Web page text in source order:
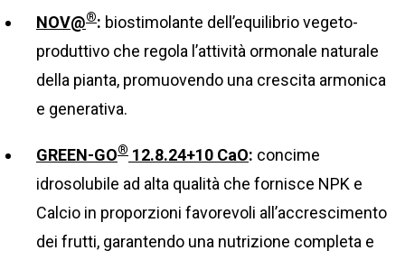
NOV@®: biostimolante dell’equilibrio vegeto-
produttivo che regola l’attività ormonale naturale
della pianta, promuovendo una crescita armonica
e generativa.
GREEN-GO® 12.8.24+10 CaO: concime
idrosolubile ad alta qualità che fornisce NPK e
Calcio in proporzioni favorevoli all’accrescimento
dei frutti, garantendo una nutrizione completa e